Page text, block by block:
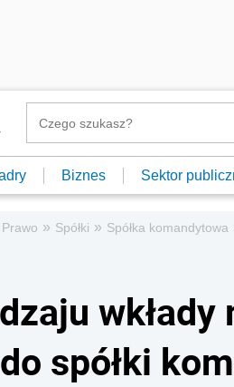
Biznes Sektor
Prawo » Spółki » Spółka komandytowa
spółki